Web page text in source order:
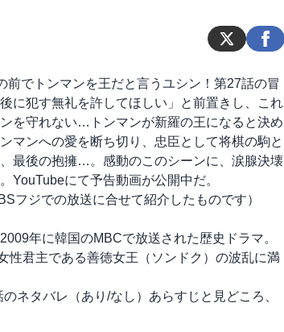
前でトンマンを王だと言うユシン！第27話の冒
に犯す無礼を許してほしい」と前置きし、これ
を守れない…トンマンが新羅の王になると決め
マンへの愛を断ち切り、忠臣として将棋の駒と
最後の抱擁…。感動のこのシーンに、涙腺決壊
YouTubeにて予告動画が公開中だ。
フジでの放送に合せて紹介したものです）
年に韓国のMBCで放送された歴史ドラマ。
性君主である善徳女王（ソンドク）の波乱に満
ネタバレ（あり/なし）あらすじと見どころ、